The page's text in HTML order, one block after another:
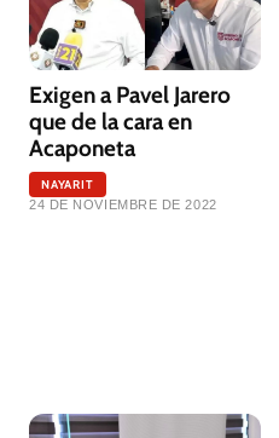
Exigen a Pavel Jarero
que de la cara en
Acaponeta
NAYARIT
24 DE NOVIEMBRE DE 2022